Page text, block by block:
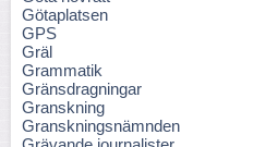
Götaplatsen
GPS
Gräl
Grammatik
Gränsdragningar
Granskning
Granskningsnämnden